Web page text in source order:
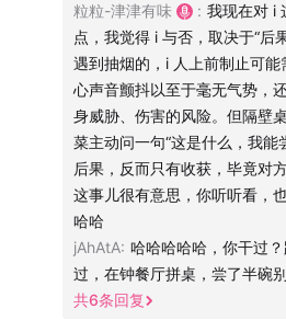
如果需要挂靠公司交社保可以
在当地开设过公司、或如果想
公司注册、税务、公积金等
认识靠谱的黄牛或演艺圈人士
置换到紧俏的演出票
熟识一个当地警察
熟识一个当地医生并允许你小
熟识一个当地律师并允许你小
在任何预算要求下都可以帮刚
居方便、可租/可买的小区
能够在不看导航的情况下知道
粒粒-津津有味 : 我现在对 i
点，我觉得 i 与否，取决于“后
遇到抽烟的，i 人上前制止可
心声音颤抖以至于毫无气势，
身威胁、伤害的风险。但隔壁
菜主动问一句“这是什么，我能
后果，反而只有收获，毕竟对
这事儿很有意思，你听听看，
哈哈
jAhAtA: 哈哈哈哈哈，你干过
过，在钟餐厅拼桌，尝了半碗
共6条回复